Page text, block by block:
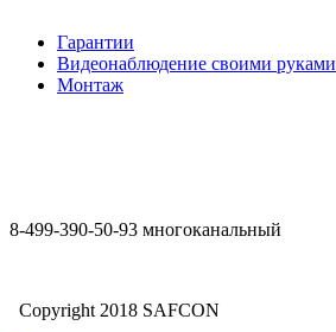
Гарантии
Видеонаблюдение своими руками
Монтаж
8-499-390-50-93 многоканальный
Copyright 2018 SAFCON